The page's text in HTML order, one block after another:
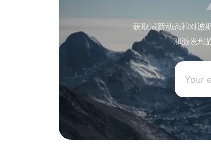
获取最新动态和对波
和激发您